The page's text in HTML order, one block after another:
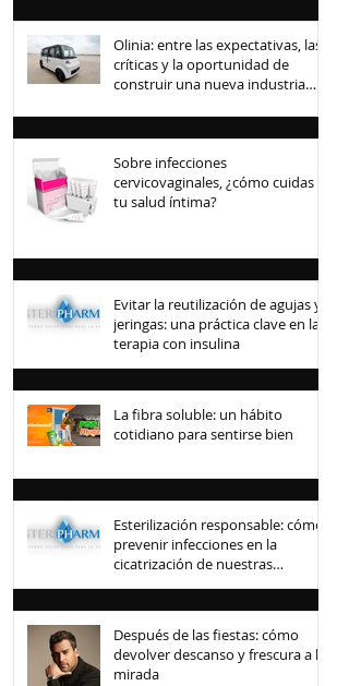
Olinia: entre las expectativas, las
críticas y la oportunidad de
construir una nueva industria
Sobre infecciones
cervicovaginales, ¿cómo cuidas
tu salud íntima?
Evitar la reutilización de agujas y
jeringas: una práctica clave en la
terapia con insulina
La fibra soluble: un hábito
cotidiano para sentirse bien
Esterilización responsable: cómo
prevenir infecciones en la
cicatrización de nuestras
mascotas
Después de las fiestas: cómo
devolver descanso y frescura a la
mirada